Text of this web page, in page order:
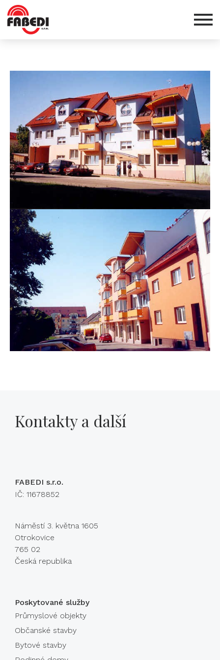
Kontakty a další
Poskytované služby
Průmyslové objekty
Občanské stavby
Bytové stavby
FABEDI s.r.o.
IČ: 11678852
Náměstí 3. května 1605
Otrokovice
765 02
Česká republika